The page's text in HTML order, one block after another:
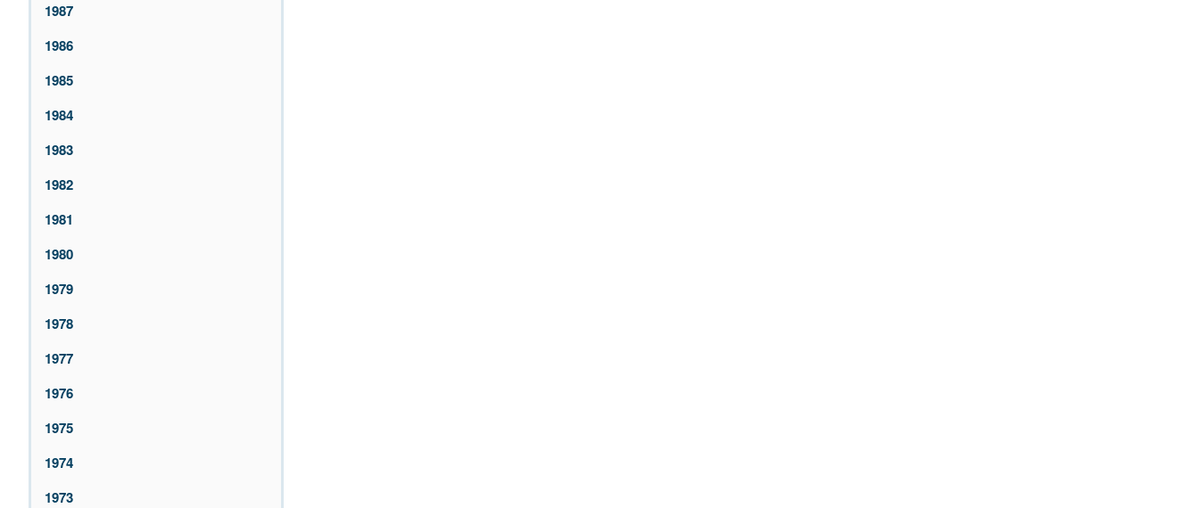
1987
1986
1985
1984
1983
1982
1981
1980
1979
1978
1977
1976
1975
1974
1973